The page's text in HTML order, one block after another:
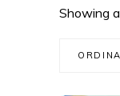
Showing